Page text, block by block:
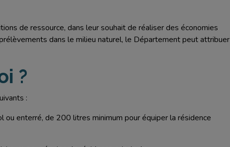
de ressource, dans leur souhait de réaliser des économies
dans le milieu naturel, le Département peut attribuer
?
:
ou enterré, de 200 litres minimum pour équiper la résidence